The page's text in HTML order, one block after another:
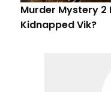
Murder Mystery 2
Kidnapped Vik?